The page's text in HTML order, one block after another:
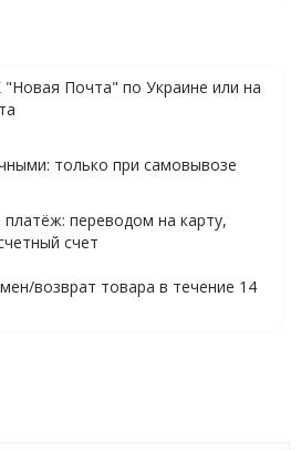
"Новая Почта" по Украине или на
только при самовывозе
платёж: переводом на карту,
счет
возврат товара в течение 14